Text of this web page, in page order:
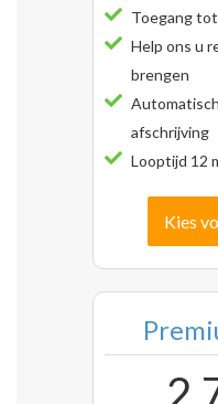
Toegang
Help ons u
brengen
afschrijving
Looptijd 12
Kies